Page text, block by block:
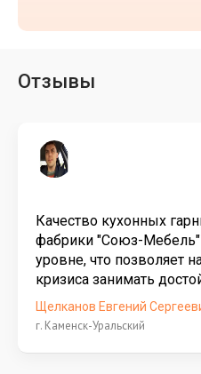
Отзывы
Качество кухонных
фабрики "Союз-
уровне, что позволяет
кризиса занимать
Щелканов Евгений
г. Каменск-Уральский